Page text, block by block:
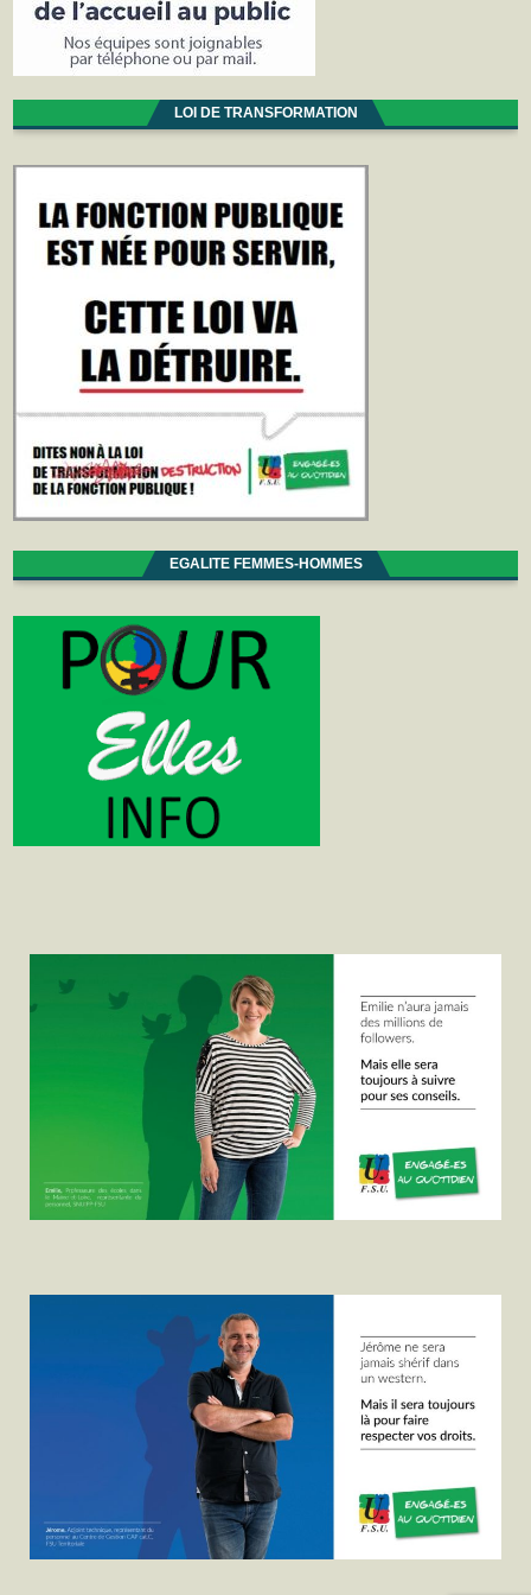
LOI DE TRANSFORMATION
EGALITE FEMMES-HOMMES